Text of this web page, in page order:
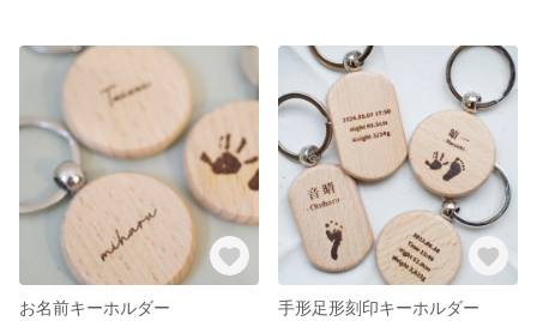
お名前キーホルダー
手形足形刻印キーホルダー